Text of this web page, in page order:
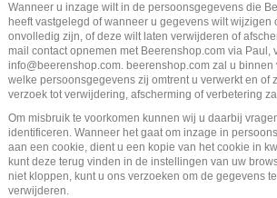
Wanneer u inzage wilt in de persoonsgegevens die
heeft vastgelegd of wanneer u gegevens wilt wijzigen
onvolledig zijn, of deze wilt laten verwijderen of
mail contact opnemen met Beerenshop.com via Paul,
info@beerenshop.com. beerenshop.com zal u
welke persoonsgegevens zij omtrent u verwerkt en of
verzoek tot verwijdering, afscherming of verbetering
Om misbruik te voorkomen kunnen wij u daarbij
identificeren. Wanneer het gaat om inzage in
aan een cookie, dient u een kopie van het cookie in
kunt deze terug vinden in de instellingen van uw
niet kloppen, kunt u ons verzoeken om de gegevens
verwijderen.